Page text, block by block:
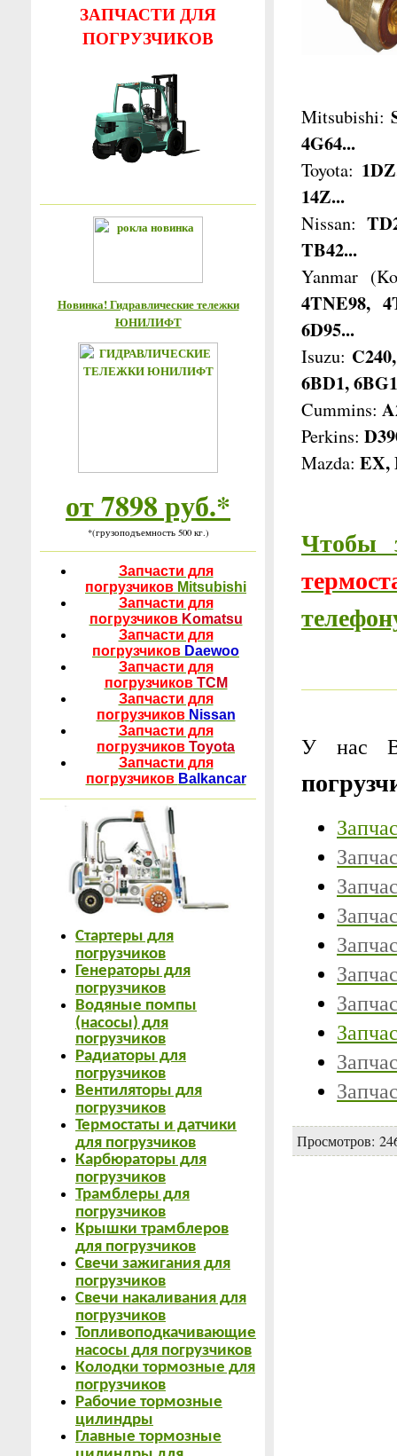
ЗАПЧАСТИ ДЛЯ
ПОГРУЗЧИКОВ
Новинка! Гидравлические тележки
ЮНИЛИФТ
от 7898 руб.*
*(грузоподъемность 500 кг.)
Запчасти для
погрузчиков Mitsubishi
Запчасти для
погрузчиков Komatsu
Запчасти для
погрузчиков Daewoo
Запчасти для
погрузчиковTCM
Запчасти для
погрузчиковNissan
Запчасти для
погрузчиков Toyota
Запчасти для
погрузчиков Balkancar
Стартеры для
погрузчиков
Генераторы для
погрузчиков
Водяные помпы
(насосы) для
погрузчиков
Радиаторы для
погрузчиков
Вентиляторы для
погрузчиков
Термостаты и датчики
для погрузчиков
Карбюраторы для
погрузчиков
Трамблеры для
погрузчиков
Крышки трамблеров
для погрузчиков
Свечи зажигания для
погрузчиков
Свечи накаливания для
погрузчиков
Топливоподкачивающие
насосы для погрузчиков
Колодки тормозные для
погрузчиков
Рабочие тормозные
цилиндры
Главные тормозные
Mitsubishi:
4G64...
Toyota:
14Z...
Nissan:
TB42...
Yanmar
4TNE98,
6D95...
Isuzu:
6BD1,
Cummins:
Perkins:
Mazda: EX,
Чтобы
У нас
Просмотров: